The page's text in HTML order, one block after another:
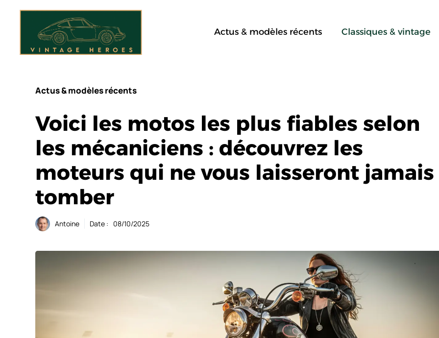
Actus & modèles récents Classiques & vintage
Actus & modèles récents
Voici les motos les plus fiables selon
les mécaniciens : découvrez les
moteurs qui ne vous laisseront jamais
tomber
Antoine Date : 08/10/2025